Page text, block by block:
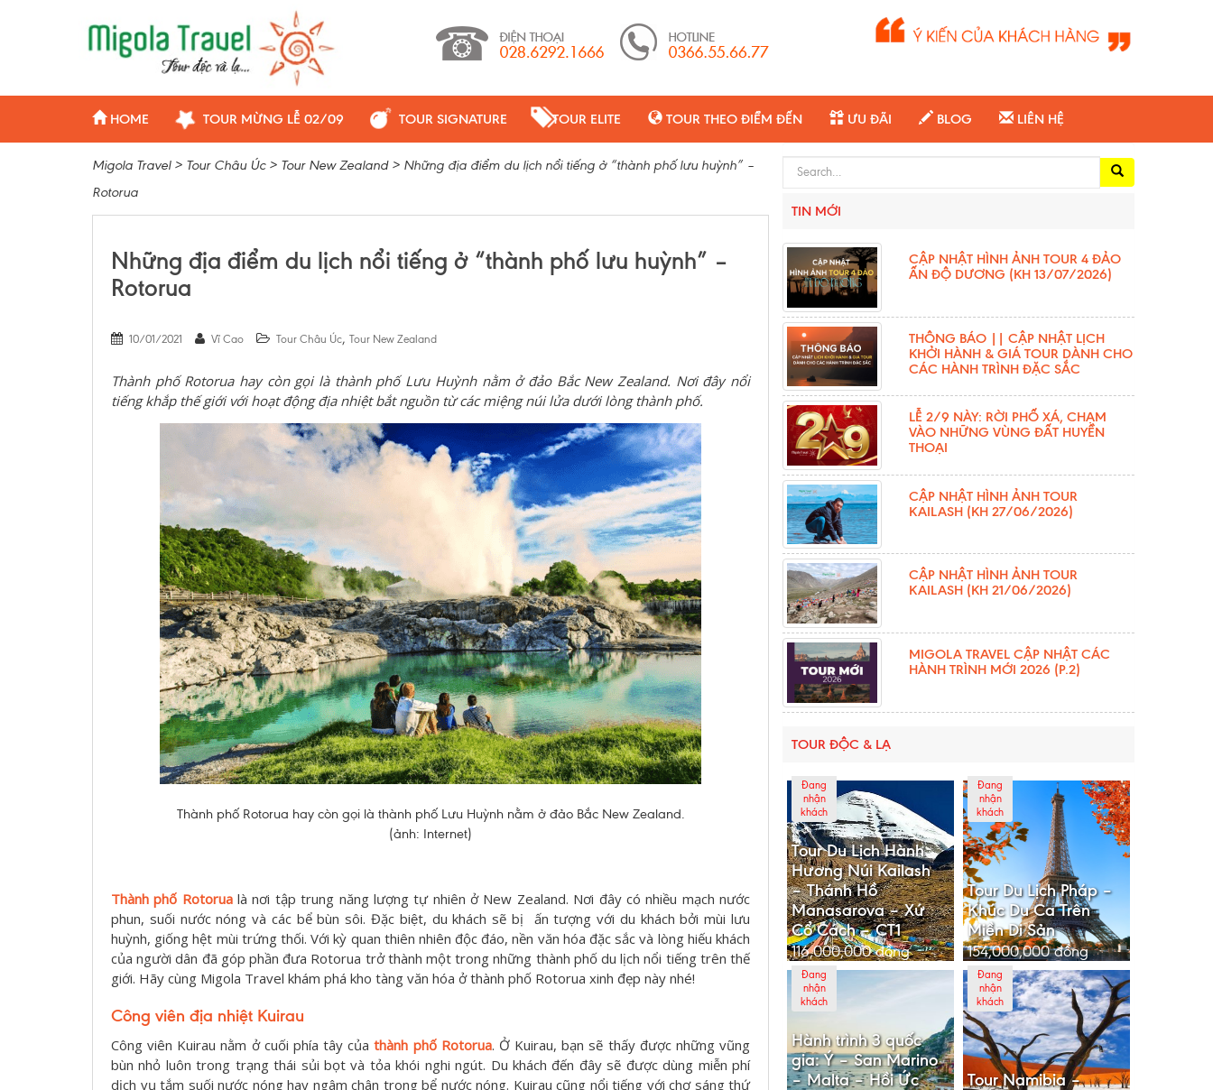
HOME TOUR MỪNG LỄ 02/09 TOUR SIGNATURE TOUR ELITE TOUR THEO ĐIỂM ĐẾN ƯU ĐÃI BLOG LIÊN HỆ
Migola Travel> Tour Châu Úc> Tour New Zealand> Những địa điểm du lịch nổi tiếng ở “thành phố lưu huỳnh” –
Rotorua
Những địa điểm du lịch nổi tiếng ở “thành phố lưu huỳnh” –
Rotorua
10/01/2021 Vĩ Cao Tour Châu Úc, Tour New Zealand
Thành phố Rotorua hay còn gọi là thành phố Lưu Huỳnh nằm ở đảo Bắc New Zealand. Nơi đây nổi
tiếng khắp thế giới với hoạt động địa nhiệt bắt nguồn từ các miệng núi lửa dưới lòng thành phố.
Thành phố Rotorua hay còn gọi là thành phố Lưu Huỳnh nằm ở đảo Bắc New Zealand.
(ảnh: Internet)
Thành phố Rotorualà nơi tập trung năng lượng tự nhiên ở New Zealand. Nơi đây có nhiều mạch nước
phun, suối nước nóng và các bể bùn sôi. Đặc biệt, du khách sẽ bị ấn tượng với du khách bởi mùi lưu
huỳnh, giống hệt mùi trứng thối. Với kỳ quan thiên nhiên độc đáo, nền văn hóa đặc sắc và lòng hiếu khách
của người dân đã góp phần đưa Rotorua trở thành một trong những thành phố du lịch nổi tiếng trên thế
giới. Hãy cùng Migola Travel khám phá kho tàng văn hóa ở thành phố Rotorua xinh đẹp này nhé!
Công viên địa nhiệt Kuirau
Công viên Kuirau nằm ở cuối phía tây củathành phố Rotorua. Ở Kuirau, bạn sẽ thấy được những vũng
bùn nhỏ luôn trong trạng thái sủi bọt và tỏa khói nghi ngút. Du khách đến đây sẽ được dùng miễn phí
dịch vụ tắm suối nước nóng hay ngâm chân trong bể nước nóng. Kuirau cũng nổi tiếng với chợ sáng thứ
Search for:
TIN MỚI
CẬP NHẬT HÌNH ẢNH TOUR 4 ĐẢO
ẤN ĐỘ DƯƠNG (KH 13/07/2026)
THÔNG BÁO || CẬP NHẬT LỊCH
KHỞI HÀNH & GIÁ TOUR DÀNH CHO
CÁC HÀNH TRÌNH ĐẶC SẮC
LỄ 2/9 NÀY: RỜI PHỐ XÁ, CHẠM
VÀO NHỮNG VÙNG ĐẤT HUYỀN
THOẠI
CẬP NHẬT HÌNH ẢNH TOUR
KAILASH (KH 27/06/2026)
CẬP NHẬT HÌNH ẢNH TOUR
KAILASH (KH 21/06/2026)
MIGOLA TRAVEL CẬP NHẬT CÁC
HÀNH TRÌNH MỚI 2026 (P.2)
TOUR ĐỘC & LẠ
Đang
nhận
khách
Tour Du Lịch Hành
Hương Núi Kailash
– Thánh Hồ
Manasarova – Xứ
Cổ Cách – CT1
116,000,000đồng
Đang
nhận
khách
Tour Du Lịch Pháp –
Khúc Du Ca Trên
Miền Di Sản
154,000,000đồng
Đang
nhận
khách
Hành trình 3 quốc
gia: Ý – San Marino
– Malta – Hồi Ức
Đang
nhận
khách
Tour Namibia –